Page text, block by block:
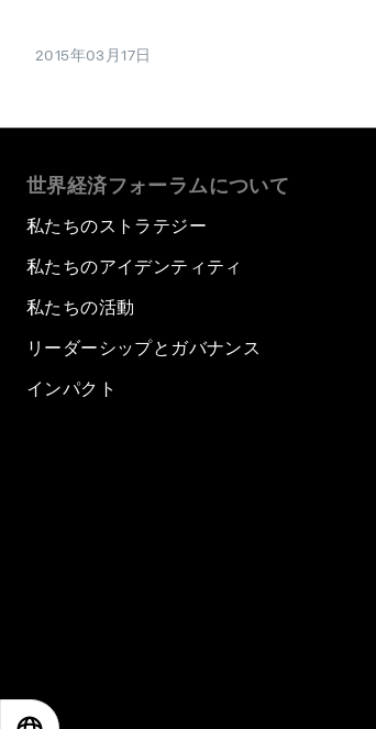
2015年03月17日
世界経済フォーラムについて
私たちのストラテジー
私たちのアイデンティティ
私たちの活動
リーダーシップとガバナンス
インパクト